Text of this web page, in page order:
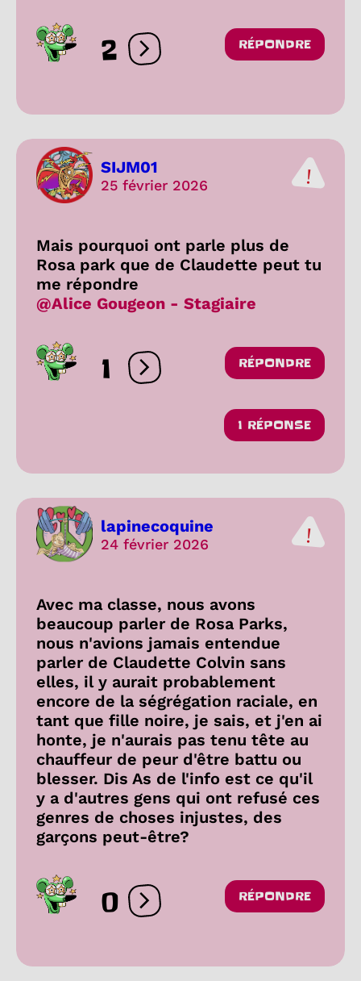
2 Ouvrir les réactions
RÉPONDRE
SIJM01
25 février 2026
Mais pourquoi ont parle plus de
Rosa park que de Claudette peut tu
me répondre
@Alice Gougeon - Stagiaire
1 Ouvrir les réactions
RÉPONDRE
1 RÉPONSE
lapinecoquine
24 février 2026
Avec ma classe, nous avons
beaucoup parler de Rosa Parks,
nous n'avions jamais entendue
parler de Claudette Colvin sans
elles, il y aurait probablement
encore de la ségrégation raciale, en
tant que fille noire, je sais, et j'en ai
honte, je n'aurais pas tenu tête au
chauffeur de peur d'être battu ou
blesser. Dis As de l'info est ce qu'il
y a d'autres gens qui ont refusé ces
genres de choses injustes, des
garçons peut-être?
0 Ouvrir les réactions
RÉPONDRE